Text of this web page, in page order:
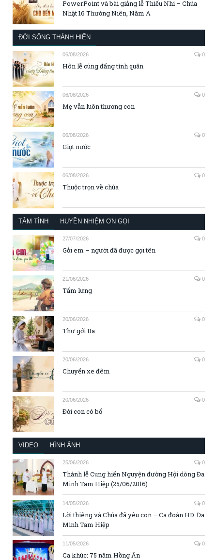
PowerPoint và bài giảng lễ Thiếu Nhi – Chúa
Nhật 16 Thường Niên, Năm A
ĐỜI SỐNG THÁNH HIẾN
06/08/2026 0
Hôn lễ cùng đấng tình quân
06/08/2026 0
Mẹ vẫn luôn thương con
06/08/2026 0
Giọt nước
06/08/2026 0
Thuộc trọn về chúa
TÂM TÌNH HUYỀN NHIỆM ƠN GỌI
27/07/2026 0
Gởi em – người đã được gọi tên
21/06/2026 0
Tấm lưng
20/06/2026 0
Thư gởi Ba
20/06/2026 0
Chuyến xe đêm
20/06/2026 0
Đời con có bố
VIDEO HÌNH ẢNH
25/06/2026 0
Thánh lễ Cung hiến Nguyện đường Hội dòng Đa
Minh Tam Hiệp (25/06/2016)
14/05/2026 0
Lời thiêng và Chúa đã yêu con – Ca đoàn HD. Đa
Minh Tam Hiệp
11/05/2026 0
Ca khúc: 75 năm Hồng Ân